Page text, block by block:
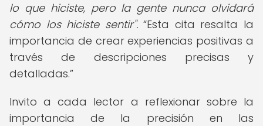
lo que hiciste, pero la gente nunca olvidará
cómo los hiciste sentir".
Esta cita resalta la
importancia de crear experiencias positivas a
través de descripciones precisas y
detalladas.
Invito a cada lector a reflexionar sobre la
importancia de la precisión en las